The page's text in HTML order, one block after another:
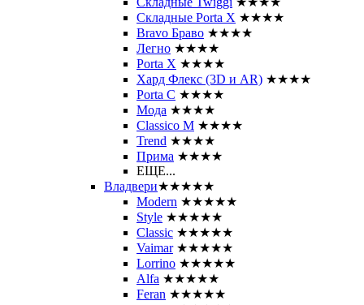
Складные Porta X ★★★★
Bravo Браво ★★★★
Легно ★★★★
Porta X ★★★★
Хард Флекс (3D и AR) ★★★★
Porta C ★★★★
Мода ★★★★
Classico M ★★★★
Trend ★★★★
Прима ★★★★
ЕЩЕ...
Владвери★★★★★
Modern ★★★★★
Style ★★★★★
Classic ★★★★★
Vaimar ★★★★★
Lorrino ★★★★★
Alfa ★★★★★
Feran ★★★★★